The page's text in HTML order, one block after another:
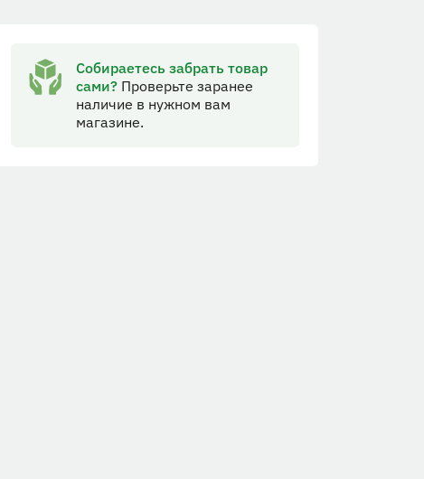
Собираетесь забрать товар
сами?Проверьте заранее
наличие в нужном вам
магазине.